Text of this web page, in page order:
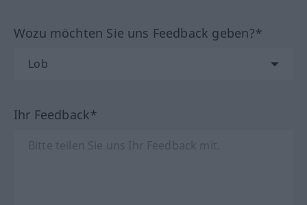
Wozu möchten Sie uns Feedback geben?*
Ihr Feedback*